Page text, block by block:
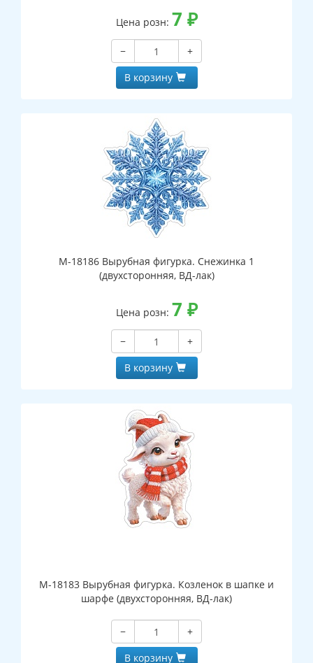
Цена розн: 7 ₽
−
+
В корзину
М-18186 Вырубная фигурка. Снежинка 1
(двухсторонняя, ВД-лак)
Цена розн: 7 ₽
−
+
В корзину
М-18183 Вырубная фигурка. Козленок в шапке и
шарфе (двухсторонняя, ВД-лак)
−
+
В корзину